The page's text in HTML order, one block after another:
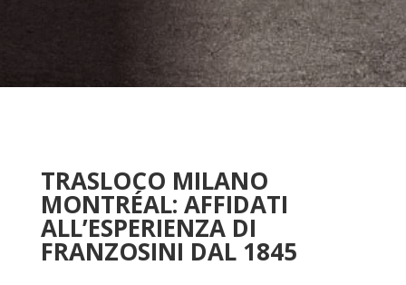
TRASLOCO MILANO
MONTRÉAL: AFFIDATI
ALL’ESPERIENZA DI
FRANZOSINI DAL 1845